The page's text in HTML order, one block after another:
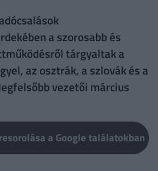
a szorosabb és
tárgyaltak a
az osztrák, a szlovák és a
vezetői március
a Google találatokban